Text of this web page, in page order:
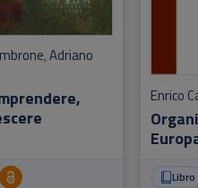
,Adriano
Enrico
Libro